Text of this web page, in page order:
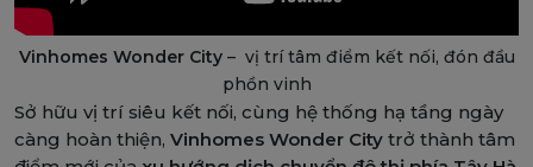
Vinhomes Wonder City– vị trí tâm điểm kết nối, đón đầu
phồn vinh
Sở hữu vị trí siêu kết nối, cùng hệ thống hạ tầng ngày
càng hoàn thiện, Vinhomes Wonder City trở thành tâm